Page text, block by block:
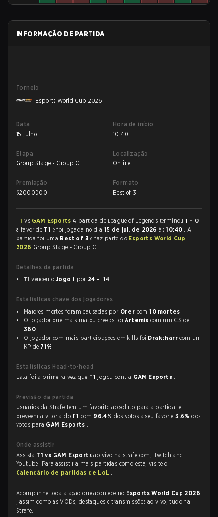
INFORMAÇÃO DE PARTIDA
Torneio
Esports World Cup 2026
Data
15 julho
Hora de início
10:40
Etapa
Group Stage - Group C
Localização
Online
Premiação
$2000000
Formato
Best of 3
T1vs GAM EsportsA partida de League of Legends terminou1 - 0
a favor de T1 e foi jogada no dia 15 de jul. de 2026às10:40 . A
partida foi uma Best of 3e faz parte do Esports World Cup
2026 Group Stage - Group C.
Detalhes da partida
T1 venceu o Jogo 1 por 24 - 14
Estatísticas chave dos jogadores
Maiores mortes foram causadas por Oner com10 mortes.
O jogador que mais matou creeps foiArtemis com um CS de
360.
O jogador com mais participações em kills foi Draktharr com um
KP de 71% .
Estatísticas Head-to-head
Esta foi a primeira vez que T1 jogou contra GAM Esports .
Previsão da partida
Usuários da Strafe tem um favorito absoluto para a partida, e
preveem a vitória do T1 com 96.4% dos votos a seu favor e3.6%dos
votos para GAM Esports .
Onde assistir
Assista T1 vs GAM Esportsao vivo na strafe.com, Twitch and
Youtube. Para assistir a mais partidas como esta, visite o
Calendário de partidas de LoL .
Acompanhe toda a ação que acontece no Esports World Cup 2026
, assim como as VODs, destaques e transmissões ao vivo, tudo na
Strafe.